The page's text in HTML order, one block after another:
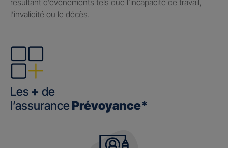
résultant d’événements tels que l’incapacité de travail,
l’invalidité ou le décès.
Les + de
l’assurance Prévoyance*